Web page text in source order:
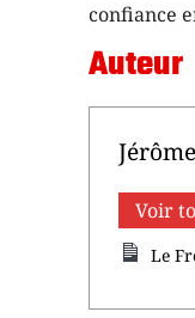
confiance
Auteur
Voir
Le